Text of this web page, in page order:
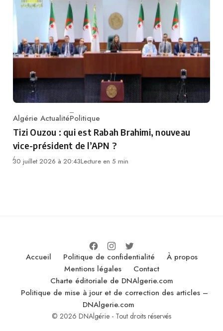
Category
Algérie ActualitéPolitique
Tizi Ouzou : qui est Rabah Brahimi, nouveau
vice-président de l’APN ?
30 juillet 2026 à 20:43Lecture en 5 min
Accueil Politique de confidentialité
À propos
Mentions légales
Contact
Charte éditoriale de DNAlgerie.com
Politique de mise à jour et de correction des articles –
DNAlgerie.com
© 2026 DNAlgérie - Tout droits réservés